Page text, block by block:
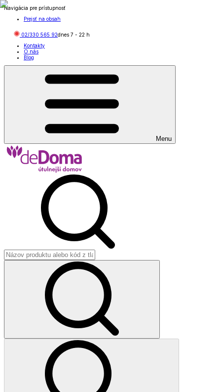
Navigácia pre prístupnosť
Prejsť na obsah
02/330 565 92dnes 7 - 22 h
Kontakty
O nás
Blog
Menu